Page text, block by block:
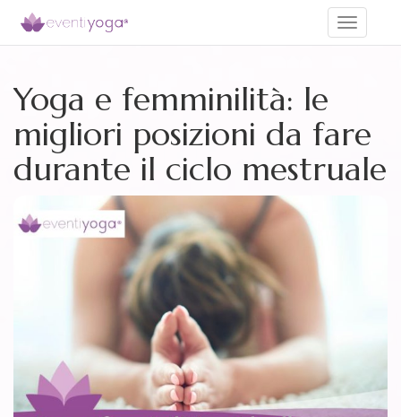
Toggle
Yoga e femminilità: le
migliori posizioni da fare
durante il ciclo mestruale